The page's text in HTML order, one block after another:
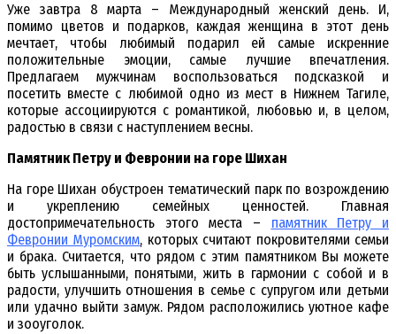
Уже завтра 8 марта – Международный женский день. И,
помимо цветов и подарков, каждая женщина в этот день
мечтает, чтобы любимый подарил ей самые искренние
положительные эмоции, самые лучшие впечатления.
Предлагаем мужчинам воспользоваться подсказкой и
посетить вместе с любимой одно из мест в Нижнем Тагиле,
которые ассоциируются с романтикой, любовью и, в целом,
радостью в связи с наступлением весны.
Памятник Петру и Февронии на горе Шихан
На горе Шихан обустроен тематический парк по возрождению
и укреплению семейных ценностей. Главная
достопримечательность этого места – памятник Петру и
Февронии Муромским, которых считают покровителями семьи
и брака. Считается, что рядом с этим памятником Вы можете
быть услышанными, понятыми, жить в гармонии с собой и в
радости, улучшить отношения в семье с супругом или детьми
или удачно выйти замуж. Рядом расположились уютное кафе
и зооуголок.